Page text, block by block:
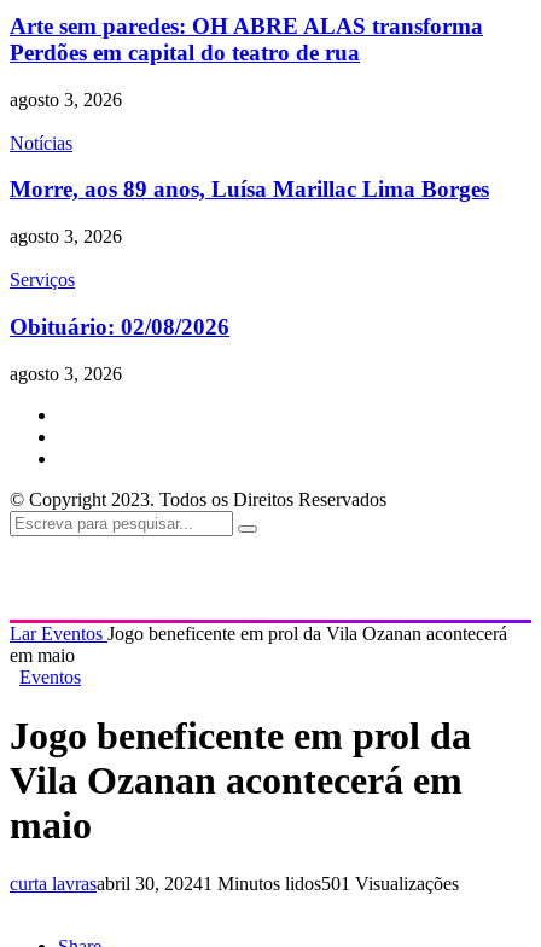
Arte sem paredes: OH ABRE ALAS transforma
Perdões em capital do teatro de rua
agosto 3, 2026
Notícias
Morre, aos 89 anos, Luísa Marillac Lima Borges
agosto 3, 2026
Serviços
Obituário: 02/08/2026
agosto 3, 2026
© Copyright 2023. Todos os Direitos Reservados
LarEventos Jogo beneficente em prol da Vila Ozanan acontecerá
em maio
Eventos
Jogo beneficente em prol da
Vila Ozanan acontecerá em
maio
curta lavrasabril 30, 20241 Minutos lidos501 Visualizações